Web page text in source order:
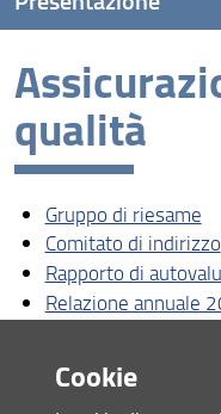
qualità
Gruppo di riesame
Comitato di indirizzo
Rapporto di
Relazione annuale
Condividi
Cosa è un percorso di
Vita dottorale e
Finalità e sbocchi
Regolamenti e
Assicurazione della
Piano dell'offerta
IUSSAF
Cookie